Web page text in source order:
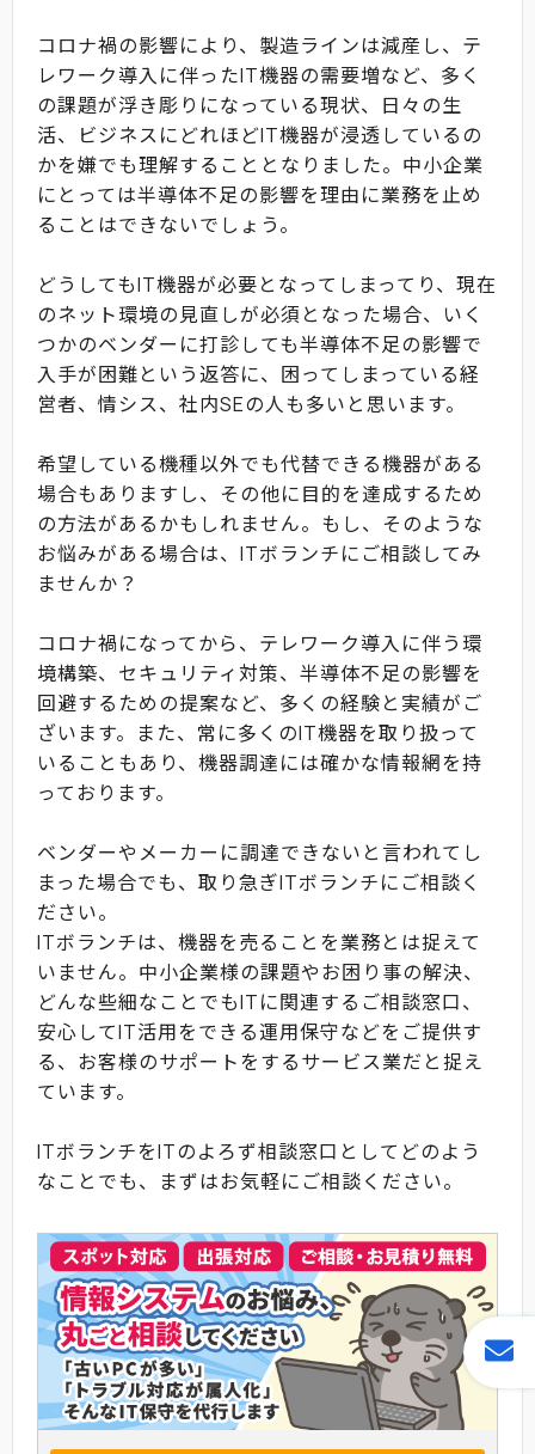
コロナ禍の影響により、製造ラインは減産し、テ
レワーク導入に伴ったIT機器の需要増など、多く
の課題が浮き彫りになっている現状、日々の生
活、ビジネスにどれほどIT機器が浸透しているの
かを嫌でも理解することとなりました。中小企業
にとっては半導体不足の影響を理由に業務を止め
ることはできないでしょう。
どうしてもIT機器が必要となってしまってり、現在
のネット環境の見直しが必須となった場合、いく
つかのベンダーに打診しても半導体不足の影響で
入手が困難という返答に、困ってしまっている経
営者、情シス、社内SEの人も多いと思います。
希望している機種以外でも代替できる機器がある
場合もありますし、その他に目的を達成するため
の方法があるかもしれません。もし、そのような
お悩みがある場合は、ITボランチにご相談してみ
ませんか？
コロナ禍になってから、テレワーク導入に伴う環
境構築、セキュリティ対策、半導体不足の影響を
回避するための提案など、多くの経験と実績がご
ざいます。また、常に多くのIT機器を取り扱って
いることもあり、機器調達には確かな情報網を持
っております。
ベンダーやメーカーに調達できないと言われてし
まった場合でも、取り急ぎITボランチにご相談く
ださい。
ITボランチは、機器を売ることを業務とは捉えて
いません。中小企業様の課題やお困り事の解決、
どんな些細なことでもITに関連するご相談窓口、
安心してIT活用をできる運用保守などをご提供す
る、お客様のサポートをするサービス業だと捉え
ています。
ITボランチをITのよろず相談窓口としてどのよう
なことでも、まずはお気軽にご相談ください。